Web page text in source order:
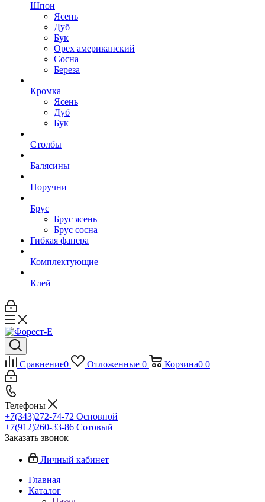
Шпон
Ясень
Дуб
Бук
Орех американский
Сосна
Береза
Кромка
Ясень
Дуб
Бук
Столбы
Балясины
Поручни
Брус
Брус ясень
Брус сосна
Гибкая фанера
Комплектующие
Клей
Сравнение0 Отложенные 0 Корзина0 0
Телефоны
+7(343)272-74-72 Основной
+7(912)260-33-86 Сотовый
Заказать звонок
Личный кабинет
Главная
Каталог